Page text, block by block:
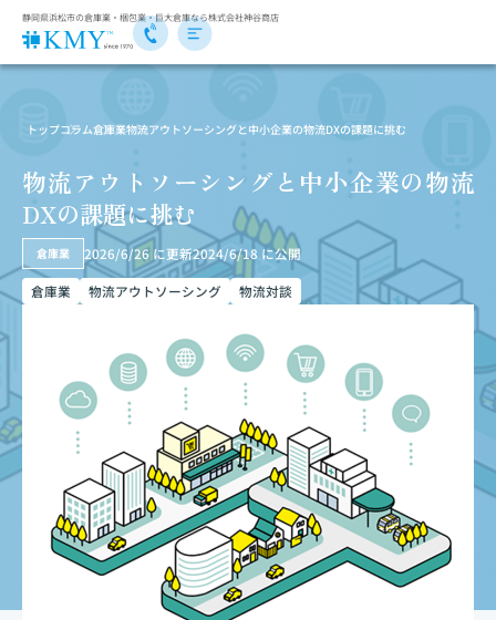
静岡県浜松市の倉庫業・梱包業・巨大倉庫なら株式会社神谷商店
トップコラム倉庫業物流アウトソーシングと中小企業の物流DXの課題に挑む
物流アウトソーシングと中小企業の物流
DXの課題に挑む
倉庫業 2026/6/26 に更新2024/6/18 に公開
倉庫業
物流アウトソーシング 物流対談